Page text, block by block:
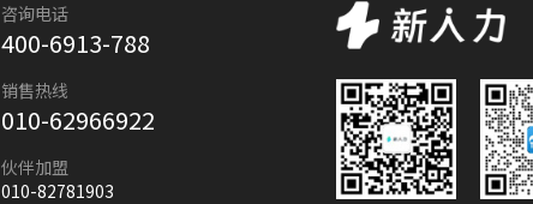
咨询电话
400-6913-788
销售热线
010-62966922
伙伴加盟
010-82781903